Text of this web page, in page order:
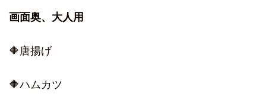
画面奥、大人用
🔶唐揚げ
🔶ハムカツ